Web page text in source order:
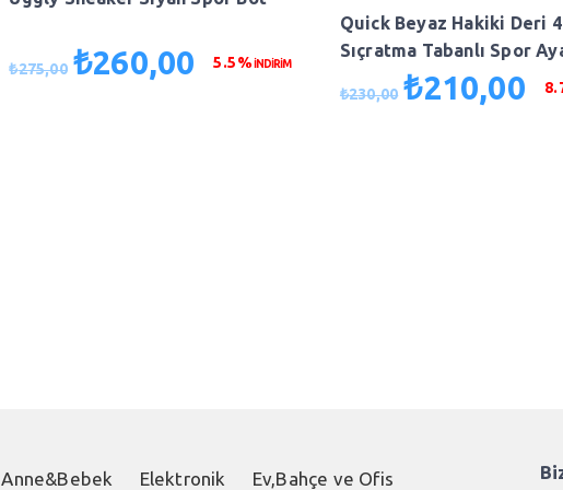
₺275,00 Orijinal
₺260,00 Şu5.5%İNDİRİM
Quick Beyaz Hakiki Deri
Sıçratma Tabanlı Spor
₺230,00 Orijinal
₺210,00Şu
Anne&Bebek Elektronik Ev,Bahçe ve Ofis